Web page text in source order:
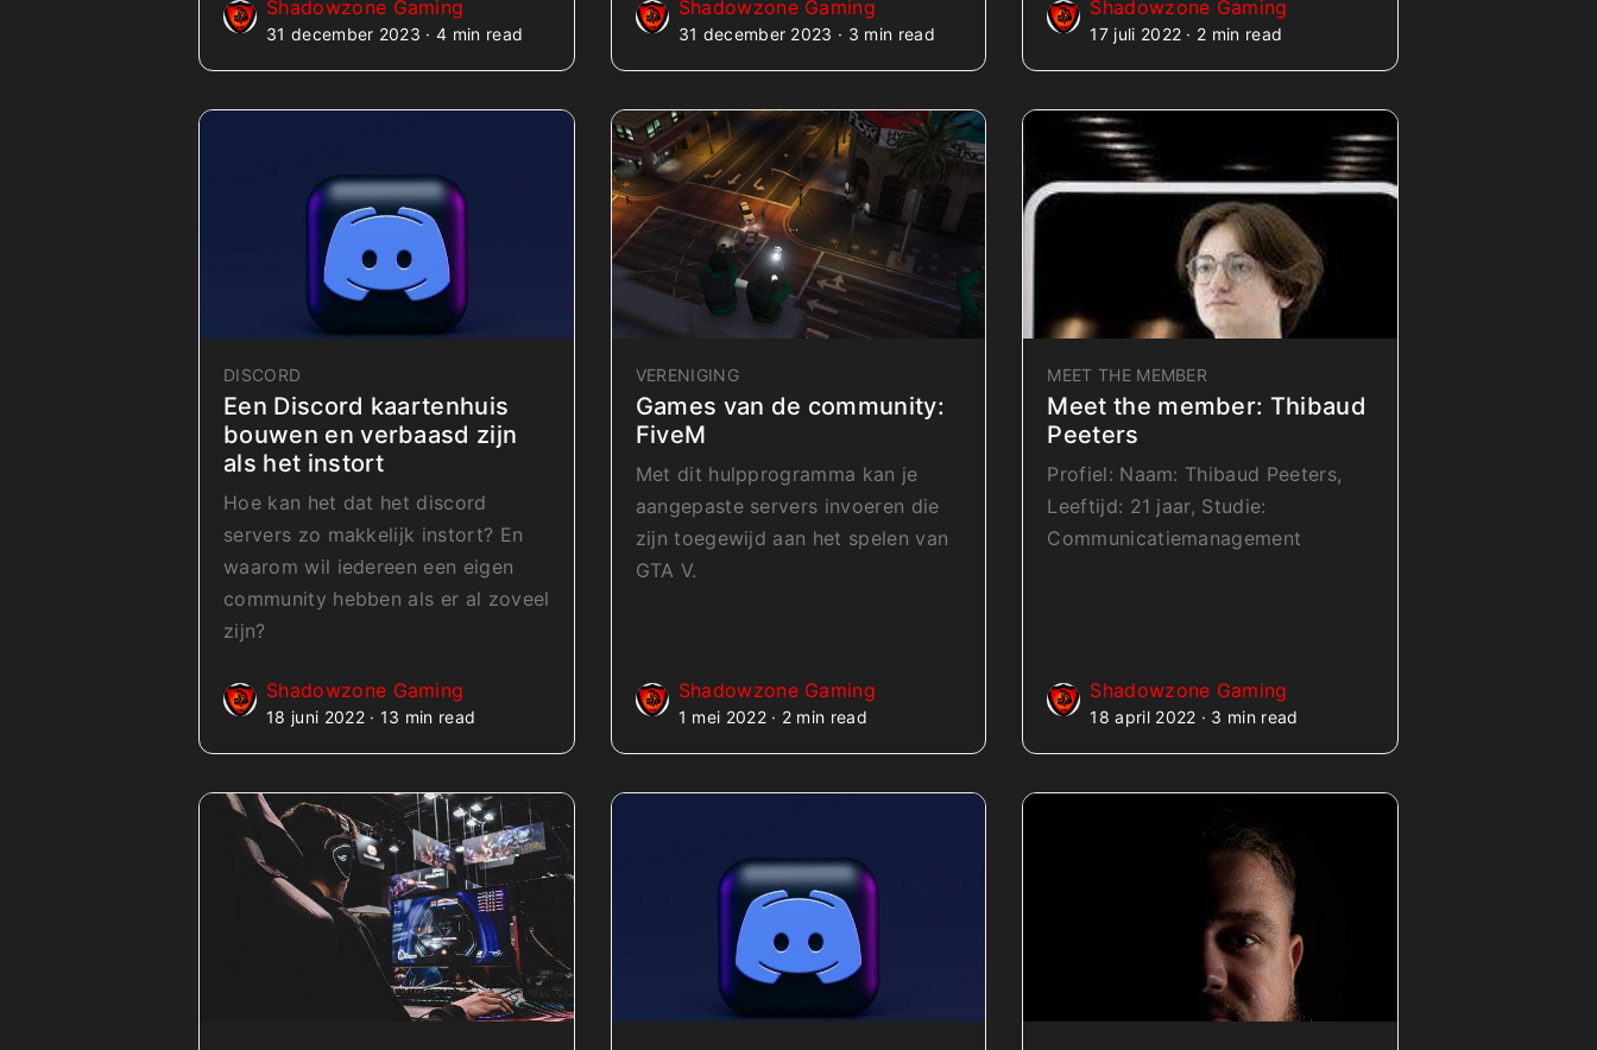
Shadowzone Gaming
31 december 2023 · 4 min read
Shadowzone Gaming
31 december 2023 · 3 min read
Shadowzone Gaming
17 juli 2022 · 2 min read
DISCORD
Een Discord kaartenhuis
bouwen en verbaasd zijn
als het instort
Hoe kan het dat het discord
servers zo makkelijk instort? En
waarom wil iedereen een eigen
community hebben als er al zoveel
zijn?
Shadowzone Gaming
18 juni 2022 · 13 min read
VERENIGING
Games van de community:
FiveM
Met dit hulpprogramma kan je
aangepaste servers invoeren die
zijn toegewijd aan het spelen van
GTA V.
Shadowzone Gaming
1 mei 2022 · 2 min read
MEET THE MEMBER
Meet the member: Thibaud
Peeters
​Profiel: Naam: Thibaud Peeters,
Leeftijd: 21 jaar, Studie:
Communicatiemanagement
Shadowzone Gaming
18 april 2022 · 3 min read